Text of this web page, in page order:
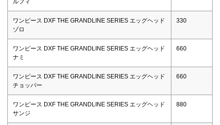
ワンピース DXF THE GRANDLINE SERIES エッグヘッド
ゾロ
330
ワンピース DXF THE GRANDLINE SERIES エッグヘッド
ナミ
660
ワンピース DXF THE GRANDLINE SERIES エッグヘッド
チョッパー
660
ワンピース DXF THE GRANDLINE SERIES エッグヘッド
サンジ
880